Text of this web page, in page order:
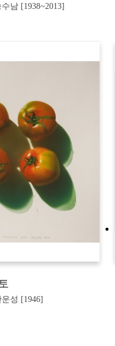
남 [1938~2013]
성 [1946]